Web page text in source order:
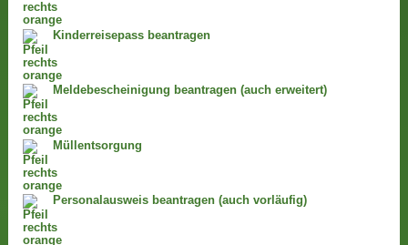
Kinderreisepass beantragen
Meldebescheinigung beantragen (auch erweitert)
Müllentsorgung
Personalausweis beantragen (auch vorläufig)